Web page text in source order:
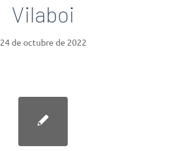
Vilaboi
24 de octubre de 2022